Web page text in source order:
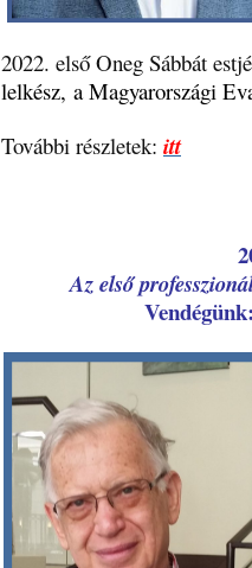
2022. első Oneg Sábbát
lelkész, a Magyarországi
További részletek: itt
Az első